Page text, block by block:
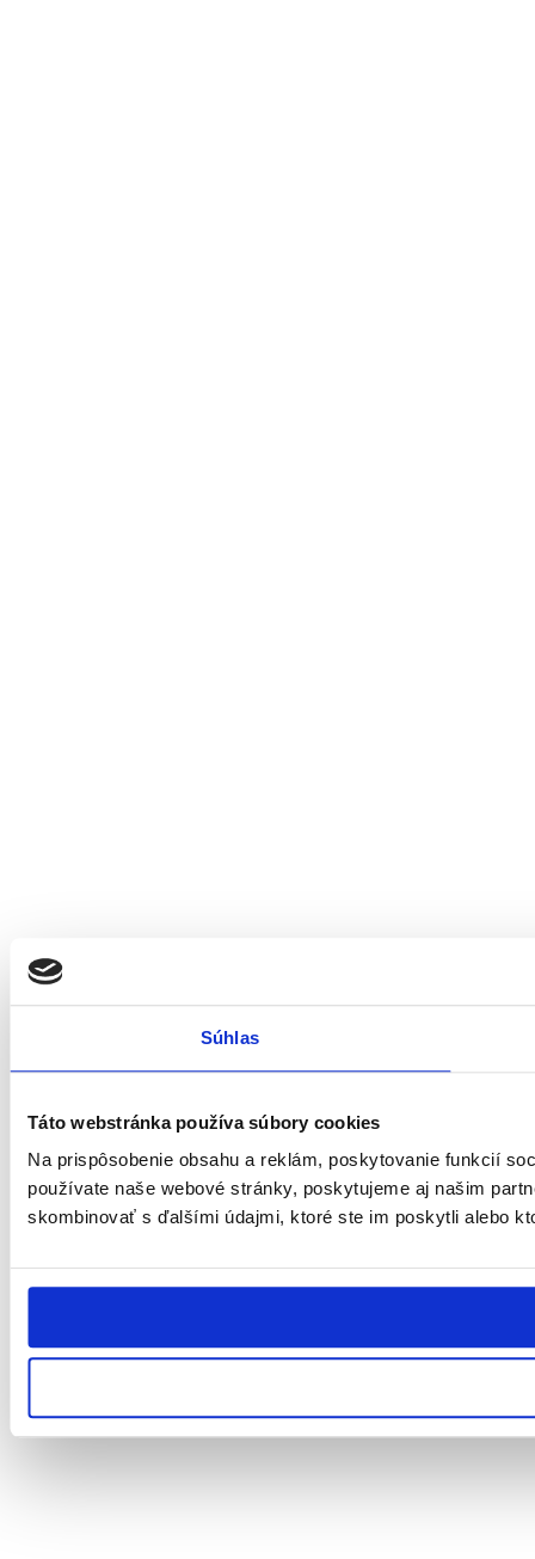
Súhlas
Táto webstránka používa súbory cookies
Na prispôsobenie obsahu a reklám, poskytovanie funkcií
používate naše webové stránky, poskytujeme aj našim
skombinovať s ďalšími údajmi, ktoré ste im poskytli alebo